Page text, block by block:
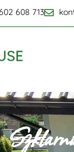
608 713